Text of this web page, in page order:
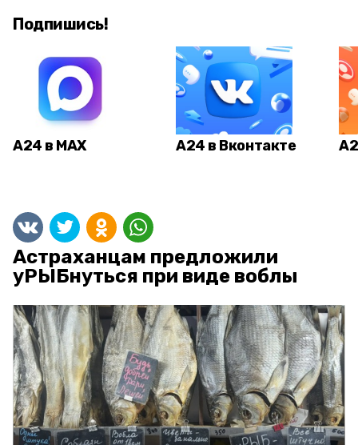
Подпишись!
А24 в MAX А24 в Вконтакте
Астраханцам предложили
уРЫБнуться при виде воблы